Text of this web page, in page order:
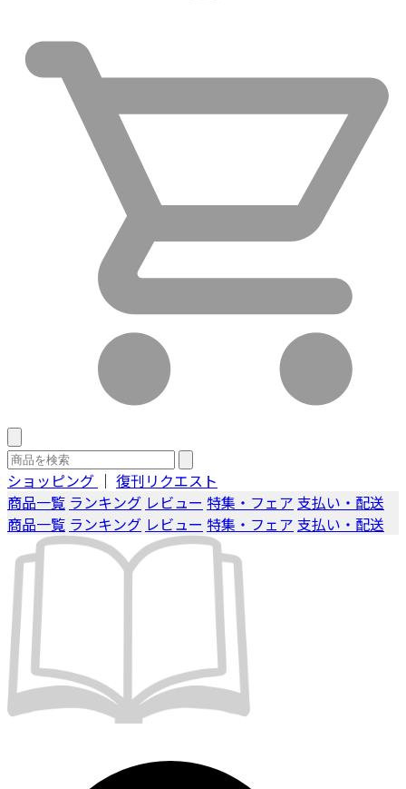
ショッピング ｜ 復刊リクエスト
商品一覧 ランキング レビュー 特集・フェア 支払い・配送
商品一覧 ランキング レビュー 特集・フェア 支払い・配送